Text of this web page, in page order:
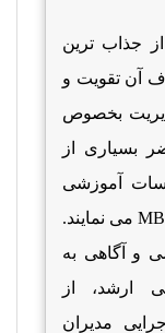
جذاب ترین
آن تقویت و
بخصوص
بسیاری از
آموزشی
می نمایند.
و آگاهی به
ارشد، از
مدیران